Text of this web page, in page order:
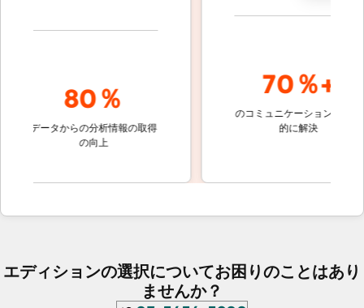
80％
データからの分析情報の取得
の向上
70％+
のコミュニケーションを自動
的に解決
エディションの選択についてお困りのことはあり
ませんか？